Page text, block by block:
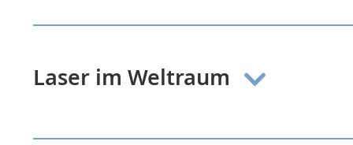
Laser im Weltraum